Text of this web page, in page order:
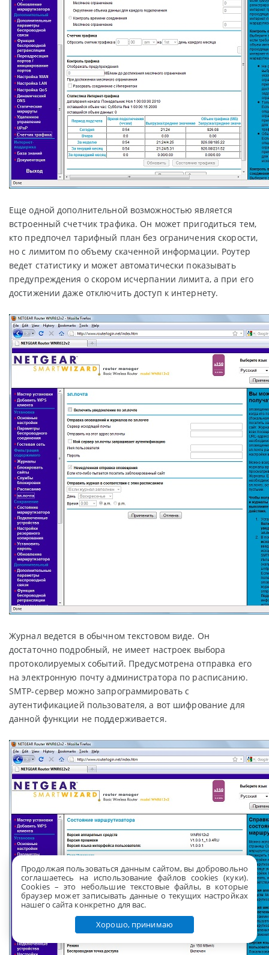
Продолжая пользоваться данным сайтом, вы добровольно
соглашаетесь на использование файлов cookies (куки).
Сookies – это небольшие текстовые файлы, в которые
браузер может записывать данные о текущих настройках
нашего сайта конкретно для вас.
Хорошо, принимаю
Еще одной дополнительной возможностью является
встроенный счетчик трафика. Он может пригодиться тем,
кто предпочел тарифный план без ограничения скорости,
но с лимитом по объему скаченной информации. Роутер
ведет статистику и может автоматически показывать
предупреждения о скором исчерпании лимита, а при его
достижении даже отключить доступ к интернету.
Журнал ведется в обычном текстовом виде. Он
достаточно подробный, не имеет настроек выбора
протоколируемых событий. Предусмотрена отправка его
на электронную почту администратора по расписанию.
SMTP-сервер можно запрограммировать с
аутентификацией пользователя, а вот шифрование для
данной функции не поддерживается.